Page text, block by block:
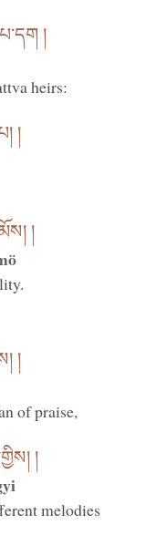
།
heirs:
།
།
།
of praise,
།
melodies